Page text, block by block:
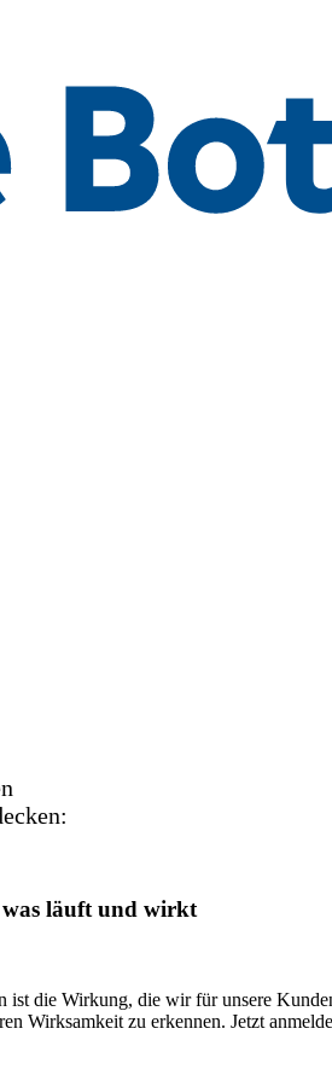
was läuft und wirkt
ist die Wirkung, die wir für unsere
Wirksamkeit zu erkennen. Jetzt